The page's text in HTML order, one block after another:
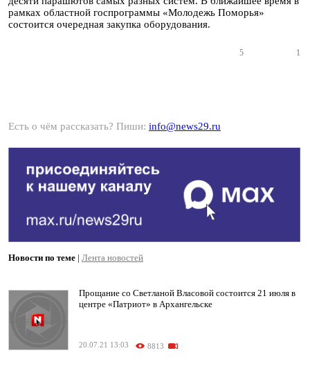
рамках областной госпрограммы «Молодежь Поморья»
состоится очередная закупка оборудования.
5 1
Есть о чём рассказать? Пиши: info@news29.ru
Новости по теме | Лента новостей
Прощание со Светланой Власовой состоится 21 июля в
центре «Патриот» в Архангельске
20.07.21 13:03 8813